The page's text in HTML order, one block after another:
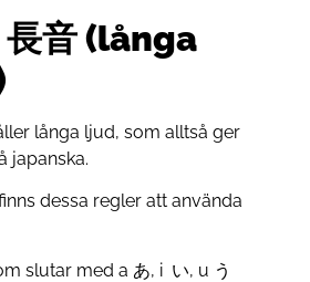
音 (långa
långa ljud, som alltså ger
japanska.
dessa regler att använda
slutar med a あ, i い, u う